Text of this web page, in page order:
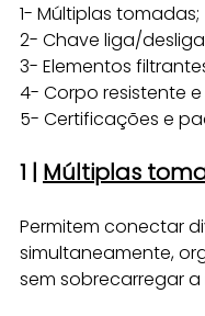
1- Múltiplas tomadas;
2- Chave liga/
3- Elementos
4- Corpo resistente
5- Certificações e
1 | Múltiplas
Permitem conectar
simultaneamente,
sem sobrecarregar a